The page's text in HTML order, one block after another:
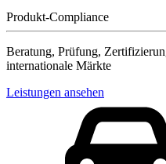
Produkt-Compliance
Beratung, Prüfung,
internationale Märkte
Leistungen ansehen